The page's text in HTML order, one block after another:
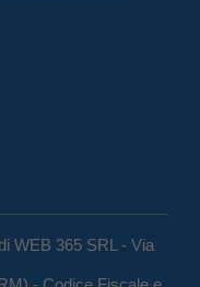
WEB 365 SRL - Via